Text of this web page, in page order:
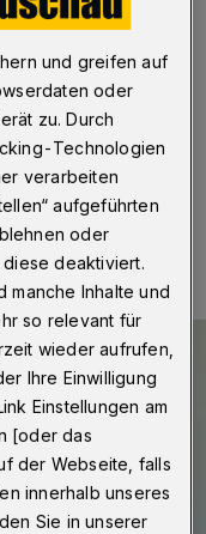
Bergischen
2021) ab
und greifen auf
oder
zu. Durch
Technologien
verarbeiten
aufgeführten
oder
deaktiviert.
manche Inhalte und
so relevant für
wieder aufrufen,
Ihre Einwilligung
Einstellungen am
[oder das
der Webseite, falls
innerhalb unseres
Sie in unserer